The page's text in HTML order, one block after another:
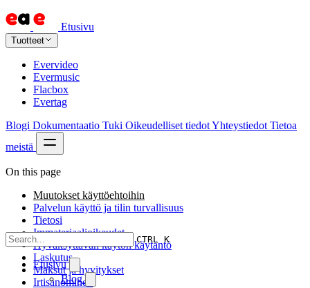
Etusivu
Tuotteet
Evervideo
Evermusic
Flacbox
Evertag
Blogi Dokumentaatio Tuki Oikeudelliset tiedotYhteystiedot Tietoa
meistä
CTRL K
Etusivu
Blog
On this page
Muutokset käyttöehtoihin
Palvelun käyttö ja tilin turvallisuus
Tietosi
Immateriaalioikeudet
Hyväksyttävän käytön käytäntö
Laskutus
Maksut ja hyvitykset
Irtisanominen